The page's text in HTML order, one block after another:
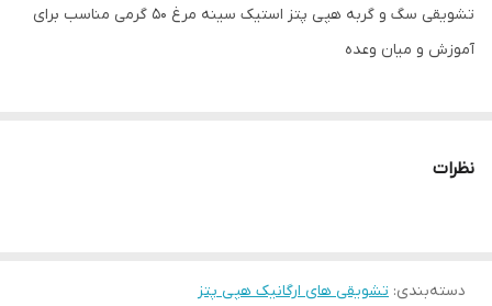
تشویقی سگ و گربه هپی پتز استیک سینه مرغ ۵۰ گرمی مناسب برای
آموزش و میان وعده
نظرات
دسته‌بندی: تشویقی های ارگانیک هپی پتز